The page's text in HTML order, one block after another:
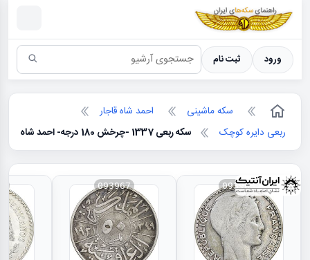
سکه ها ؛ راهنمای سکه شناسی
ورود ثبت نام
سکه ماشینی
احمد شاه قاجار
ربعی دایره کوچک
سکه ربعی 1337 -چرخش 180 درجه- احمد شاه
093968
093967